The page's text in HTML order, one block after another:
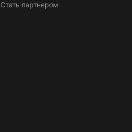
Стать партнером